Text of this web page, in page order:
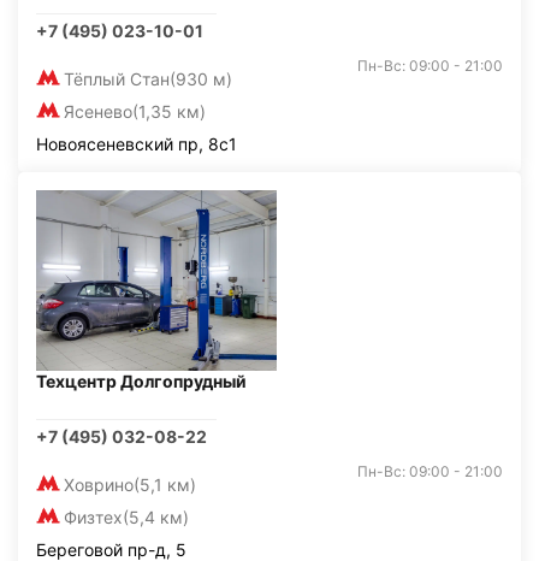
+7 (495) 023-10-01
Тёплый Стан(930 м)
Ясенево(1,35 км)
Пн-Вс: 09:00 - 21:00
Новоясеневский пр, 8с1
Техцентр Долгопрудный
+7 (495) 032-08-22
Ховрино(5,1 км)
Физтех(5,4 км)
Пн-Вс: 09:00 - 21:00
Береговой пр-д, 5